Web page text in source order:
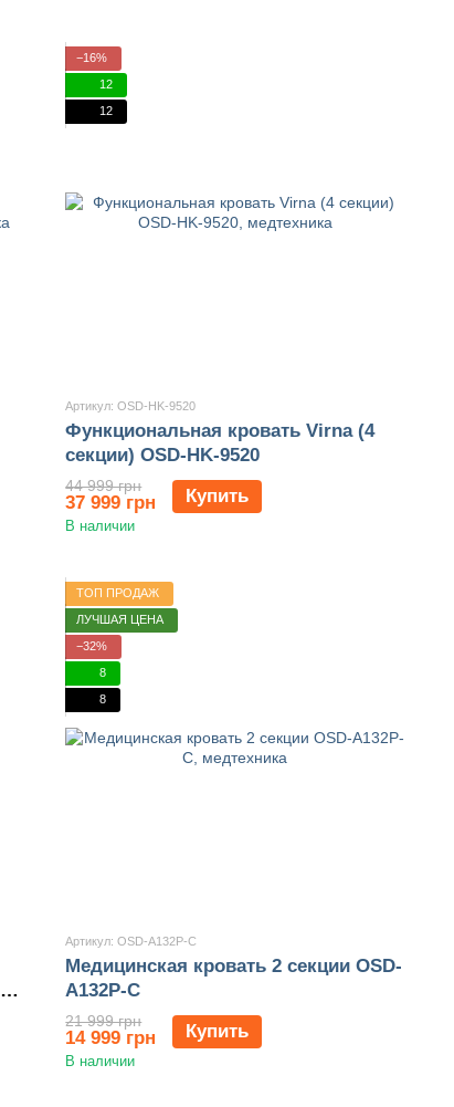
−16%
12
12
Артикул: OSD-HK-9520
Функциональная кровать Virna (4
секции) OSD-HK-9520
44 999 грн
37 999 грн Купить
В наличии
ТОП ПРОДАЖ
ЛУЧШАЯ ЦЕНА
−32%
8
8
Артикул: OSD-A132P-C
Медицинская кровать 2 секции OSD-
A132P-C
21 999 грн
14 999 грн Купить
В наличии